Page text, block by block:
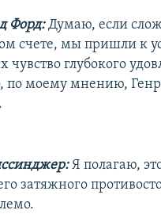
Форд:Думаю, если
счете, мы пришли к
чувство глубокого
по моему мнению,
Я полагаю,
затяжного